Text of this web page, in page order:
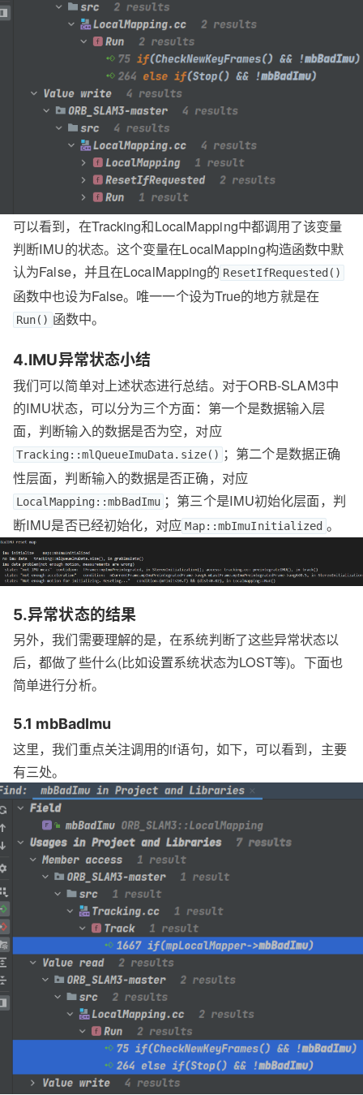
可以看到，在Tracking和LocalMapping中都调用了该变量
判断IMU的状态。这个变量在LocalMapping构造函数中默
认为False，并且在LocalMapping的 ResetIfRequested()
函数中也设为False。唯一一个设为True的地方就是在
Run() 函数中。
4.IMU异常状态小结
我们可以简单对上述状态进行总结。对于ORB-SLAM3中
的IMU状态，可以分为三个方面：第一个是数据输入层
面，判断输入的数据是否为空，对应
Tracking::mlQueueImuData.size() ；第二个是数据正确
性层面，判断输入的数据是否正确，对应
LocalMapping::mbBadImu ；第三个是IMU初始化层面，判
断IMU是否已经初始化，对应 Map::mbImuInitialized 。
5.异常状态的结果
另外，我们需要理解的是，在系统判断了这些异常状态以
后，都做了些什么(比如设置系统状态为LOST等)。下面也
简单进行分析。
5.1 mbBadImu
这里，我们重点关注调用的if语句，如下，可以看到，主要
有三处。